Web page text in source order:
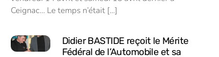
Ceignac… Le temps n’était […]
Didier BASTIDE reçoit le Mérite
Fédéral de l’Automobile et sa